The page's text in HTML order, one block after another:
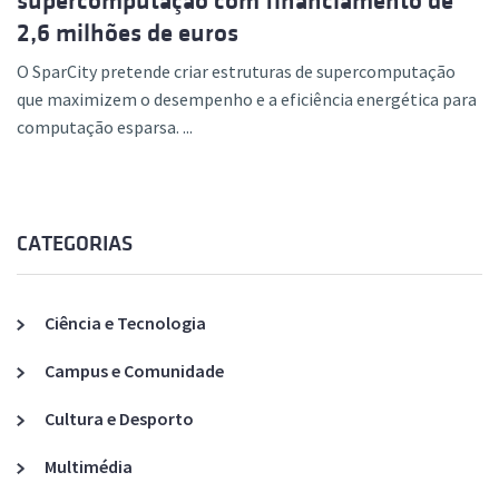
2,6 milhões de euros
O SparCity pretende criar estruturas de supercomputação
que maximizem o desempenho e a eficiência energética para
computação esparsa. ...
CATEGORIAS
Ciência e Tecnologia
Campus e Comunidade
Cultura e Desporto
Multimédia